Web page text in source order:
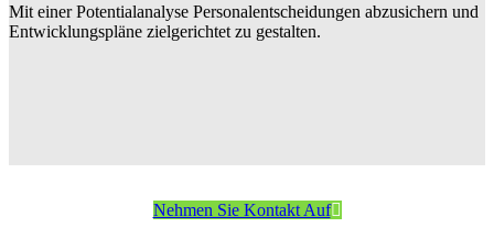
Mit einer Potentialanalyse Personalentscheidungen abzusichern und
Entwicklungspläne zielgerichtet zu gestalten.
Nehmen Sie Kontakt Auf